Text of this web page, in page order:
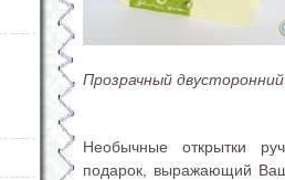
Прозрачный
Необычные открытки
подарок, выражающий